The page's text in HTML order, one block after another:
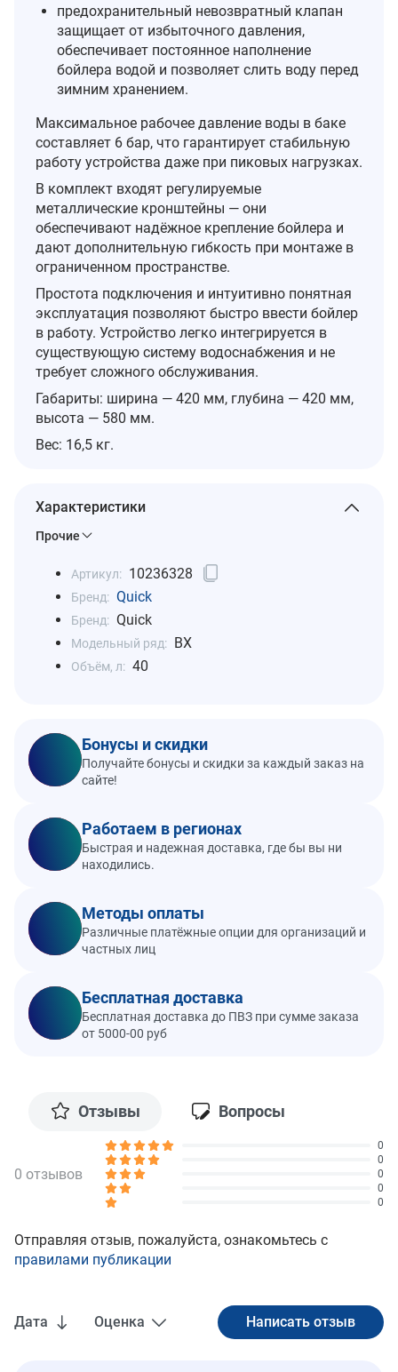
предохранительный невозвратный клапан
защищает от избыточного давления,
обеспечивает постоянное наполнение
бойлера водой и позволяет слить воду перед
зимним хранением.
Максимальное рабочее давление воды в баке
составляет 6 бар, что гарантирует стабильную
работу устройства даже при пиковых нагрузках.
В комплект входят регулируемые
металлические кронштейны — они
обеспечивают надёжное крепление бойлера и
дают дополнительную гибкость при монтаже в
ограниченном пространстве.
Простота подключения и интуитивно понятная
эксплуатация позволяют быстро ввести бойлер
в работу. Устройство легко интегрируется в
существующую систему водоснабжения и не
требует сложного обслуживания.
Габариты: ширина — 420 мм, глубина — 420 мм,
высота — 580 мм.
Вес: 16,5 кг.
Характеристики
Прочие
Артикул: 10236328
Бренд: Quick
Бренд: Quick
Модельный ряд: BX
Объём, л: 40
Бонусы и скидки
Получайте бонусы и скидки за каждый заказ на
сайте!
Работаем в регионах
Быстрая и надежная доставка, где бы вы ни
находились.
Методы оплаты
Различные платёжные опции для организаций и
частных лиц
Бесплатная доставка
Бесплатная доставка до ПВЗ при сумме заказа
от 5000-00 руб
Отзывы Вопросы
Дата Оценка
0 отзывов
0
0
0
0
0
Отправляя отзыв, пожалуйста, ознакомьтесь с
правилами публикации